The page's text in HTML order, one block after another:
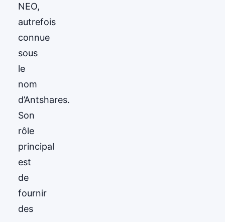
NEO,
autrefois
connue
sous
le
nom
d’Antshares.
Son
rôle
principal
est
de
fournir
des